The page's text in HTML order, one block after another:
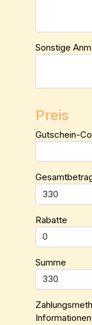
Sonstige
Preis
Gutschein-
Rabatte
Summe